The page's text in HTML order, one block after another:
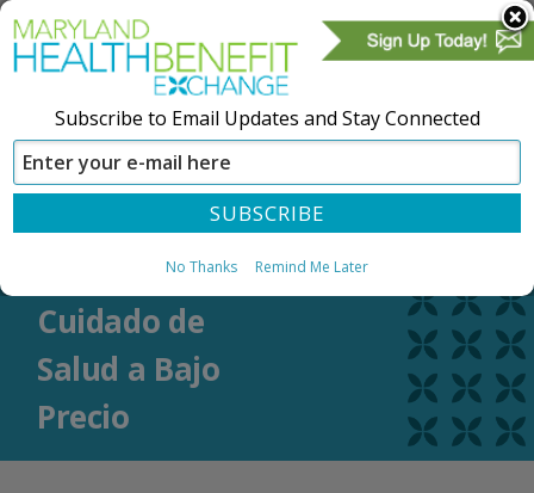
CREAR UNA CUENTA REGÍSTRESE
Cuidado de
Salud a Bajo
Precio
Subscribe to Email Updates and Stay Connected
No Thanks Remind Me Later